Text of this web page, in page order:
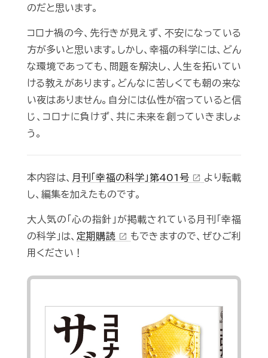
のだと思います。
コロナ禍の今、先行きが見えず、不安になっている
方が多いと思います。しかし、幸福の科学には、どん
な環境であっても、問題を解決し、人生を拓いてい
ける教えがあります。どんなに苦しくても朝の来な
い夜はありません。自分には仏性が宿っていると信
じ、コロナに負けず、共に未来を創っていきましょ
う。
本内容は、 月刊「幸福の科学」第401号 open_in_new より転載
し、編集を加えたものです。
大人気の「心の指針」が掲載されている月刊「幸福
の科学」は、 定期購読 open_in_new もできますので、ぜひご利
用ください！